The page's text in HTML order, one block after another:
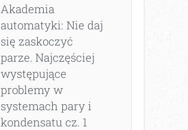
Akademia
automatyki: Nie daj
się zaskoczyć
parze. Najczęściej
występujące
problemy w
systemach pary i
kondensatu cz. 1